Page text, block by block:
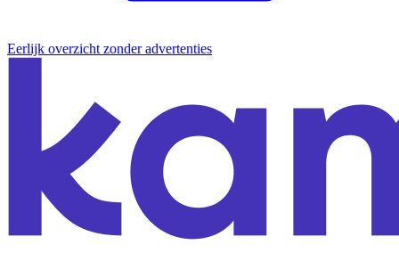
Eerlijk overzicht zonder advertenties